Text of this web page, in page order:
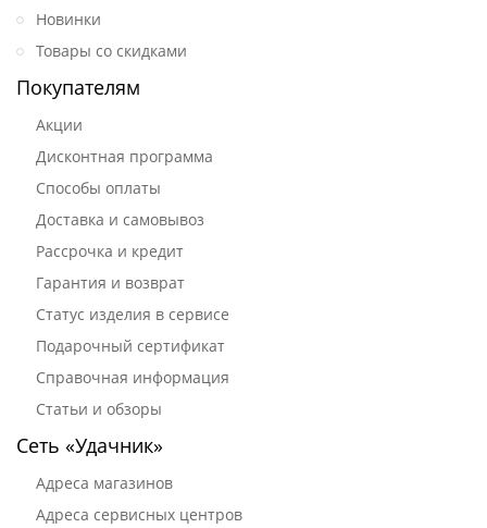
Новинки
Товары со скидками
Покупателям
Акции
Дисконтная программа
Способы оплаты
Доставка и самовывоз
Рассрочка и кредит
Гарантия и возврат
Статус изделия в сервисе
Подарочный сертификат
Справочная информация
Статьи и обзоры
Сеть «Удачник»
Адреса магазинов
Адреса сервисных центров